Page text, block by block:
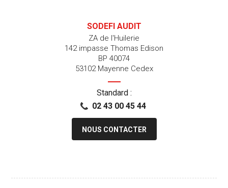
SODEFI AUDIT
ZA de l'Huilerie
142 impasse Thomas Edison
BP 40074
53102 Mayenne Cedex
Standard :
02 43 00 45 44
NOUS CONTACTER